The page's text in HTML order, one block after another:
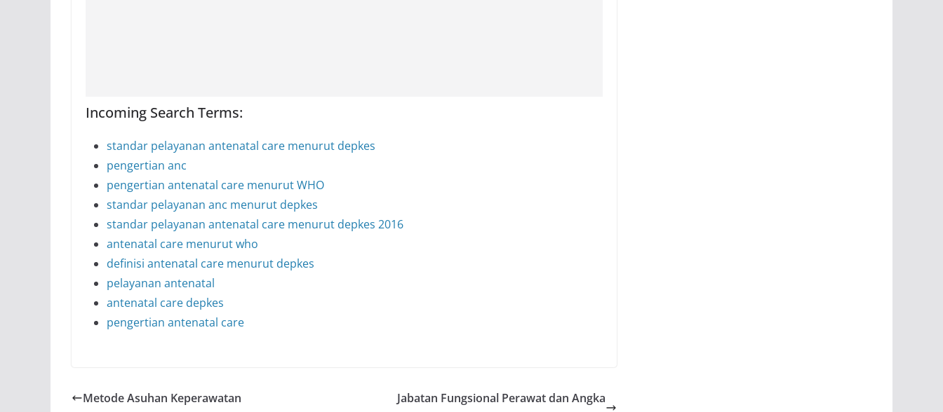
Incoming Search Terms:
standar pelayanan antenatal care menurut depkes
pengertian anc
pengertian antenatal care menurut WHO
standar pelayanan anc menurut depkes
standar pelayanan antenatal care menurut depkes 2016
antenatal care menurut who
definisi antenatal care menurut depkes
pelayanan antenatal
antenatal care depkes
pengertian antenatal care
Metode Asuhan Keperawatan
Jabatan Fungsional Perawat dan Angka